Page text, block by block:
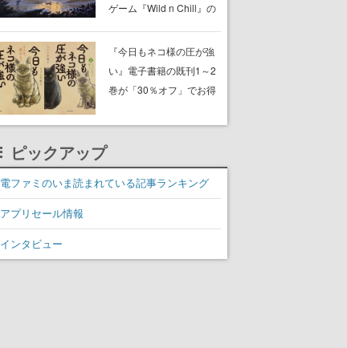
ゲーム『Wild n Chill』の
中。ドット絵の大自然
で、喧騒を忘れよう
『今日もネコ様の圧が強
い』電子書籍の既刊1～2
巻が「30％オフ」でお得
たネコたちと、ネコを溺
描く
ピックアップ
電ファミのいま読まれている記事ランキング
アプリセール情報
インタビュー